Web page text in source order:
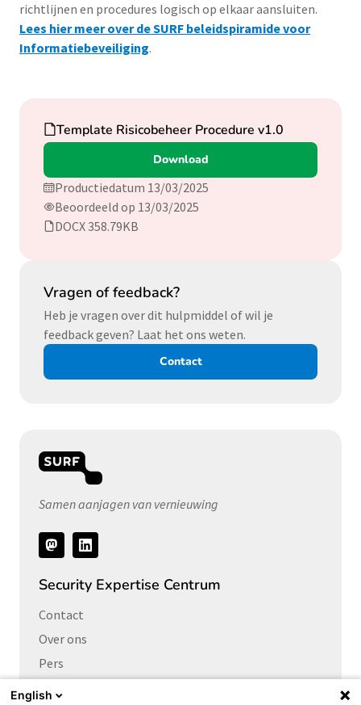
richtlijnen en procedures logisch op elkaar aansluiten.
Lees hier meer over de SURF beleidspiramide voor
Informatiebeveiliging.
Download
Template Risicobeheer Procedure v1.0
Download
Productiedatum 13/03/2025
Beoordeeld op 13/03/2025
DOCX 358.79KB
Vragen of feedback?
Heb je vragen over dit hulpmiddel of wil je
feedback geven? Laat het ons weten.
Contact
Samen aanjagen van vernieuwing
Volg
ons
Security Expertise Centrum
Contact
Over ons
Pers
Vacatures
English